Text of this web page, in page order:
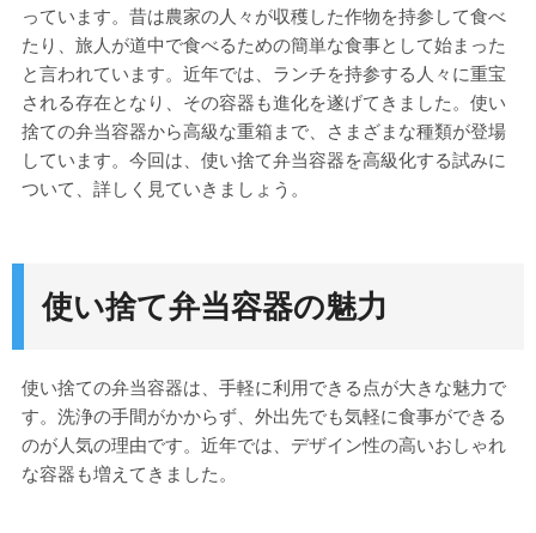
っています。昔は農家の人々が収穫した作物を持参して食べ
たり、旅人が道中で食べるための簡単な食事として始まった
と言われています。近年では、ランチを持参する人々に重宝
される存在となり、その容器も進化を遂げてきました。使い
捨ての弁当容器から高級な重箱まで、さまざまな種類が登場
しています。今回は、使い捨て弁当容器を高級化する試みに
ついて、詳しく見ていきましょう。
使い捨て弁当容器の魅力
使い捨ての弁当容器は、手軽に利用できる点が大きな魅力で
す。洗浄の手間がかからず、外出先でも気軽に食事ができる
のが人気の理由です。近年では、デザイン性の高いおしゃれ
な容器も増えてきました。